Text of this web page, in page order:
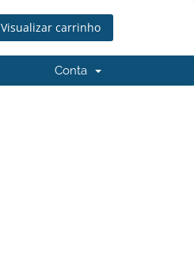
Visualizar carrinho
Conta